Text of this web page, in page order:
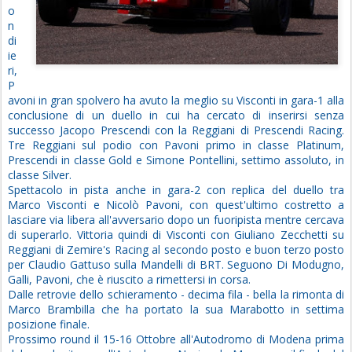
o
n
di
ie
ri,
P
avoni in gran spolvero ha avuto la meglio su Visconti in gara-1 alla
conclusione di un duello in cui ha cercato di inserirsi senza
successo Jacopo Prescendi con la Reggiani di Prescendi Racing.
Tre Reggiani sul podio con Pavoni primo in classe Platinum,
Prescendi in classe Gold e Simone Pontellini, settimo assoluto, in
classe Silver.
Spettacolo in pista anche in gara-2 con replica del duello tra
Marco Visconti e Nicolò Pavoni, con quest'ultimo costretto a
lasciare via libera all'avversario dopo un fuoripista mentre cercava
di superarlo. Vittoria quindi di Visconti con Giuliano Zecchetti su
Reggiani di Zemire's Racing al secondo posto e buon terzo posto
per Claudio Gattuso sulla Mandelli di BRT. Seguono Di Modugno,
Galli, Pavoni, che è riuscito a rimettersi in corsa.
Dalle retrovie dello schieramento - decima fila - bella la rimonta di
Marco Brambilla che ha portato la sua Marabotto in settima
posizione finale.
Prossimo round il 15-16 Ottobre all'Autodromo di Modena prima